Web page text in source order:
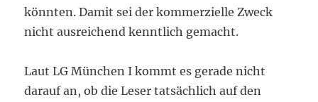
könnten. Damit sei der kommerzielle Zweck
nicht ausreichend kenntlich gemacht.
Laut LG München I kommt es gerade nicht
darauf an, ob die Leser tatsächlich auf den